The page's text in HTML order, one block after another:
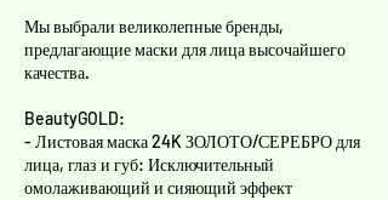
Мы выбрали великолепные бренды,
предлагающие маски для лица высочайшего
качества.
BeautyGOLD:
- Листовая маска 24K ЗОЛОТО/СЕРЕБРО для
лица, глаз и губ: Исключительный
омолаживающий и сияющий эффект